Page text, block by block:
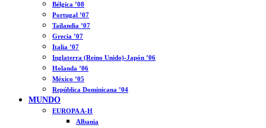
Bélgica ’08
Portugal ’07
Tailandia ’07
Grecia ’07
Italia ’07
Inglaterra (Reino Unido)-Japón ’06
Holanda ’06
México ’05
República Dominicana ’04
MUNDO
EUROPA A-H
Albania